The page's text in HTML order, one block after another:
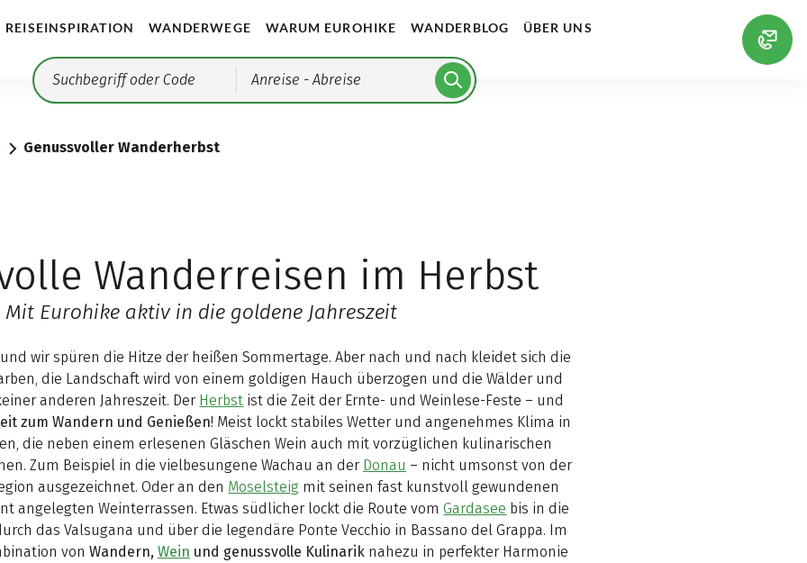
REISEINSPIRATION WANDERWEGE WARUM EUROHIKE WANDERBLOG ÜBER UNS
Anreise - Abreise
Genussvoller Wanderherbst
Wanderreisen im Herbst
Mit Eurohike aktiv in die goldene Jahreszeit
wir spüren die Hitze der heißen Sommertage. Aber nach und nach kleidet sich die
die Landschaft wird von einem goldigen Hauch überzogen und die Wälder und
anderen Jahreszeit. Der Herbst ist die Zeit der Ernte- und Weinlese-Feste – und
zum Wandern und Genießen! Meist lockt stabiles Wetter und angenehmes Klima in
die neben einem erlesenen Gläschen Wein auch mit vorzüglichen kulinarischen
Zum Beispiel in die vielbesungene Wachau an der Donau – nicht umsonst von der
ausgezeichnet. Oder an den Moselsteig mit seinen fast kunstvoll gewundenen
angelegten Weinterrassen. Etwas südlicher lockt die Route vomGardasee bis in die
das Valsugana und über die legendäre Ponte Vecchio in Bassano del Grappa. Im
von Wandern, Wein und genussvolle Kulinariknahezu in perfekter Harmonie